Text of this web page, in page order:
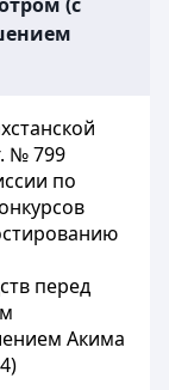
№ 799
по
перед
Акима